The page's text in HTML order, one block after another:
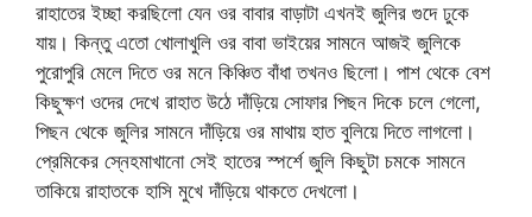
রাহাতের ইচ্ছা করছিলো যেন ওর বাবার বাড়াটা এখনই জুলির গুদে ঢুকে
যায়। কিন্তু এতো খোলাখুলি ওর বাবা ভাইয়ের সামনে আজই জুলিকে
পুরোপুরি মেলে দিতে ওর মনে কিঞ্চিত বাঁধা তখনও ছিলো। পাশ থেকে বেশ
কিছুক্ষণ ওদের দেখে রাহাত উঠে দাঁড়িয়ে সোফার পিছন দিকে চলে গেলো,
পিছন থেকে জুলির সামনে দাঁড়িয়ে ওর মাথায় হাত বুলিয়ে দিতে লাগলো।
প্রেমিকের স্নেহমাখানো সেই হাতের স্পর্শে জুলি কিছুটা চমকে সামনে
তাকিয়ে রাহাতকে হাসি মুখে দাঁড়িয়ে থাকতে দেখলো।